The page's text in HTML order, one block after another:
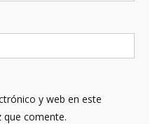
y web en este
que comente.